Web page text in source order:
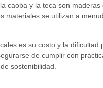
caoba y la teca son
materiales se utilizan a
es su costo y la
de cumplir con
sostenibilidad.